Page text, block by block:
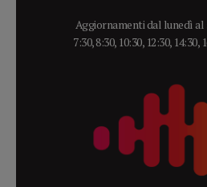
Aggiornamenti dal lunedì al
7:30, 8:30, 10:30, 12:30, 14:30,